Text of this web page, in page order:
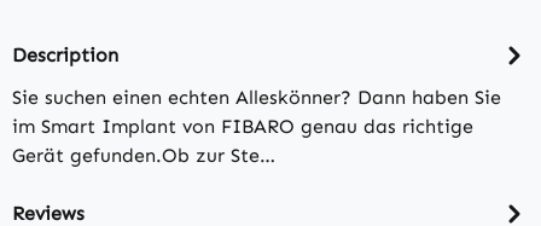
Description
Sie suchen einen echten Alleskönner? Dann haben Sie
im Smart Implant von FIBARO genau das richtige
Gerät gefunden.Ob zur Ste…
Reviews